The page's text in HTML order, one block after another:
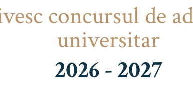
concursul de
universitar
2026 - 2027